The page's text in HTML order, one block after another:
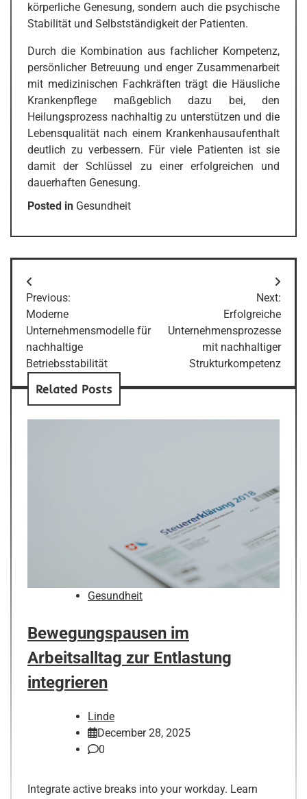
körperliche Genesung, sondern auch die psychische
Stabilität und Selbstständigkeit der Patienten.
Durch die Kombination aus fachlicher Kompetenz,
persönlicher Betreuung und enger Zusammenarbeit
mit medizinischen Fachkräften trägt die Häusliche
Krankenpflege maßgeblich dazu bei, den
Heilungsprozess nachhaltig zu unterstützen und die
Lebensqualität nach einem Krankenhausaufenthalt
deutlich zu verbessern. Für viele Patienten ist sie
damit der Schlüssel zu einer erfolgreichen und
dauerhaften Genesung.
Posted in Gesundheit
Post
navigation
Previous:
Moderne
Unternehmensmodelle für
nachhaltige
Betriebsstabilität
Next:
Erfolgreiche
Unternehmensprozesse
mit nachhaltiger
Strukturkompetenz
Related Posts
Gesundheit
Bewegungspausen im
Arbeitsalltag zur Entlastung
integrieren
Linde
December 28, 2025
0
Integrate active breaks into your workday. Learn